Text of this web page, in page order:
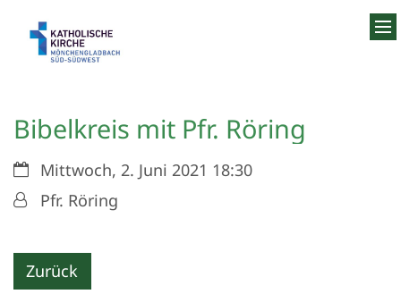
Bibelkreis mit Pfr. Röring
Datum:Mittwoch, 2. Juni 2021 18:30
Von:Pfr. Röring
Zurück